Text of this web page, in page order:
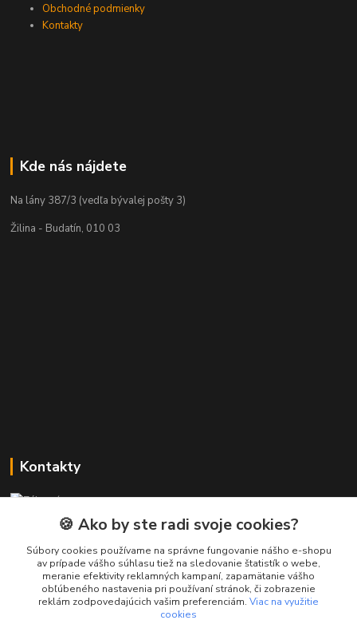
Obchodné podmienky
Kontakty
Kde nás nájdete
Na lány 387/3 (vedľa bývalej pošty 3)
Žilina - Budatín, 010 03
Kontakty
+421 911 010 560
Po-Pia, 13-17 hod.
info@presmartfon.sk
🍪 Ako by ste radi svoje cookies?
Súbory cookies používame na správne fungovanie nášho e-shopu
av prípade vášho súhlasu tiež na sledovanie štatistík o webe,
meranie efektivity reklamných kampaní, zapamätanie vášho
obľúbeného nastavenia pri používaní stránok, či zobrazenie
reklám zodpovedajúcich vašim preferenciám. Viac na využitie
cookies